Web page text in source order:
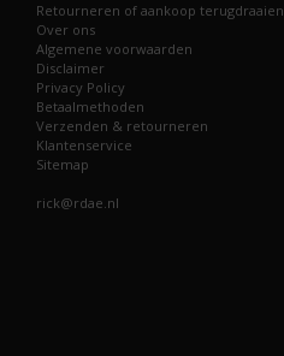
Retourneren of aankoop terugdraaien
Over ons
Algemene voorwaarden
Disclaimer
Privacy Policy
Betaalmethoden
Verzenden & retourneren
Klantenservice
Sitemap
rick@rdae.nl